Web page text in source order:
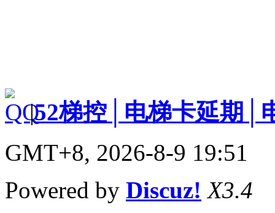
|52梯控│电梯卡延期│
GMT+8, 2026-8-9 19:51
Powered by Discuz! X3.4